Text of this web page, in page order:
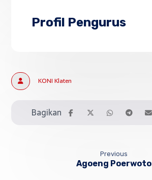
Profil Pengurus
KONI Klaten
Previous
Agoeng Poerwoto